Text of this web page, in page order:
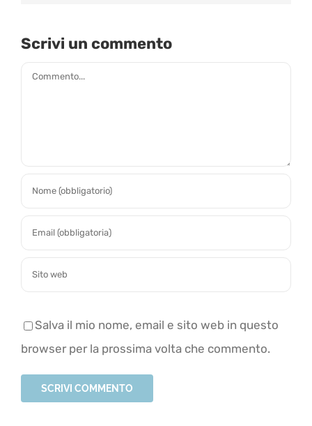
Scrivi un commento
Commento
Salva il mio nome, email e sito web in questo
browser per la prossima volta che commento.